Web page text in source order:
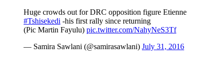
Huge crowds out for DRC opposition figure Etienne
#Tshisekedi -his first rally since returning
(Pic Martin Fayulu) pic.twitter.com/NahyNeS3Tf
— Samira Sawlani (@samirasawlani) July 31, 2016